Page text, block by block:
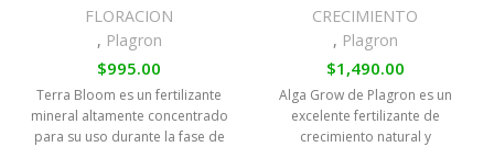
FLORACION
, Plagron
$995.00
Terra Bloom es un fertilizante
mineral altamente concentrado
para su uso durante la fase de
CRECIMIENTO
, Plagron
$1,490.00
Alga Grow de Plagron es un
excelente fertilizante de
crecimiento natural y